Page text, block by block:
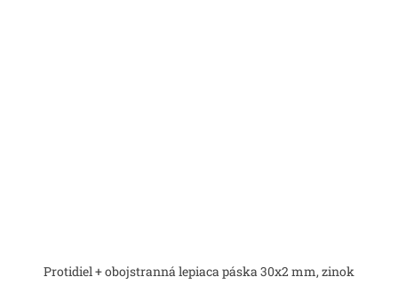
Protidiel + obojstranná lepiaca páska 30x2 mm, zinok